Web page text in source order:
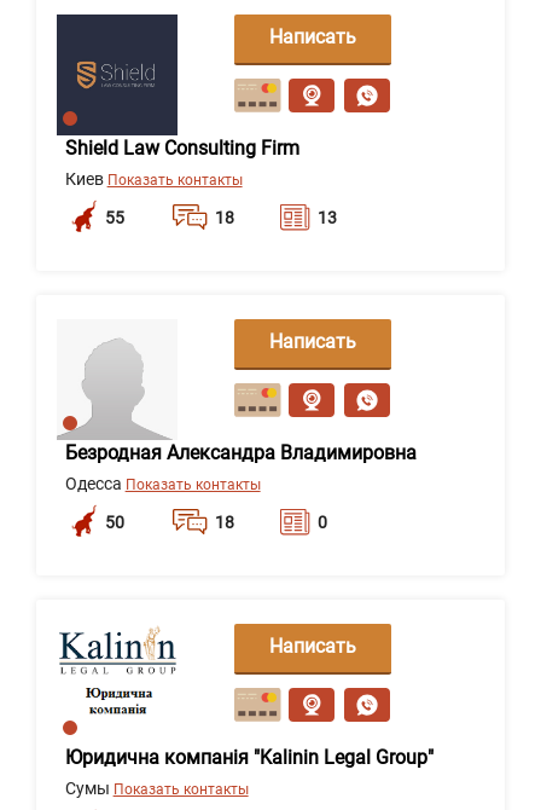
Shield Law Consulting Firm
Киев Показать контакты
55 18 13
Написать
сообщение
Безродная Александра Владимировна
Одесса Показать контакты
50 18 0
Написать
сообщение
Юридична компанія "Kalinin Legal Group"
Сумы Показать контакты
Написать
сообщение